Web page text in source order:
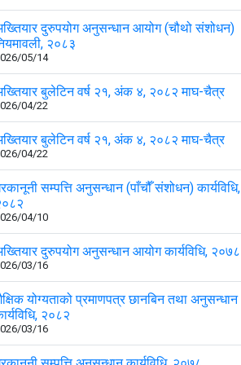
दुरुपयोग अनुसन्धान आयोग (चौथो संशोधन)
२०८३
05/14
बुलेटिन वर्ष २१, अंक ४, २०८२ माघ-चैत्र
04/22
बुलेटिन वर्ष २१, अंक ४, २०८२ माघ-चैत्र
04/22
सम्पत्ति अनुसन्धान (पाँचौँ संशोधन) कार्यविधि,
04/10
दुरुपयोग अनुसन्धान आयोग कार्यविधि, २०७८
03/16
योग्यताको प्रमाणपत्र छानबिन तथा अनुसन्धान
२०८२
03/16